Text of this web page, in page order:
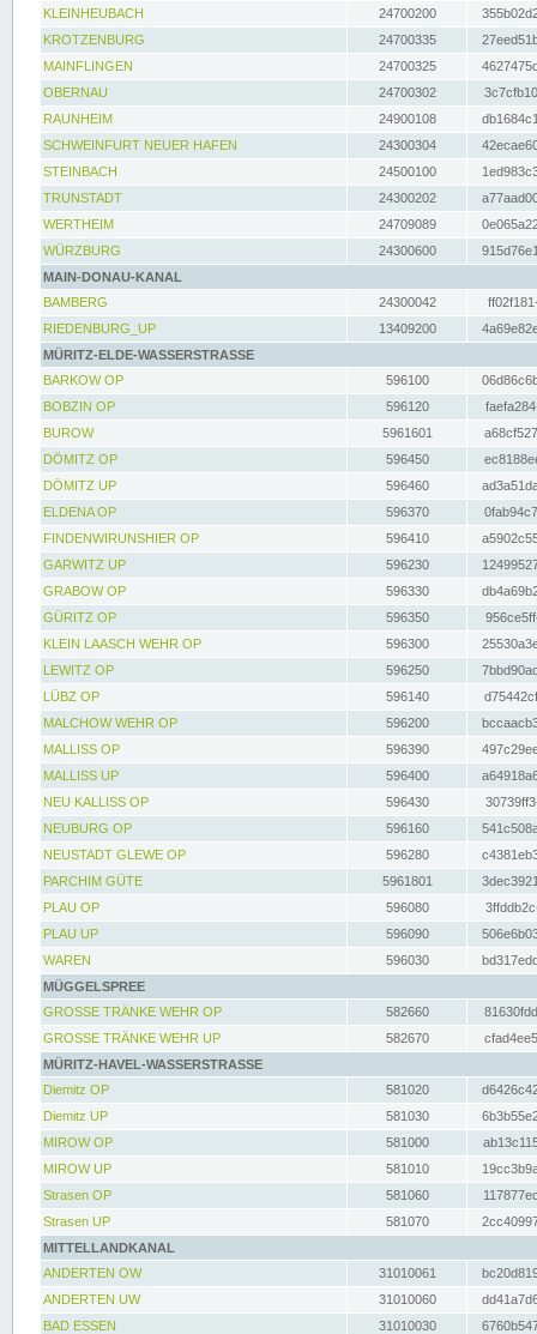
KLEINHEUBACH 24700200
KROTZENBURG
24700335
MAINFLINGEN
24700325
OBERNAU
24700302
RAUNHEIM
24900108
SCHWEINFURT NEUER HAFEN
24300304
STEINBACH
24500100
TRUNSTADT
24300202
WERTHEIM
24709089
WÜRZBURG
24300600
MAIN-DONAU-KANAL
BAMBERG
24300042
RIEDENBURG_UP
13409200
MÜRITZ-ELDE-WASSERSTRASSE
BARKOW OP
596100
BOBZIN OP
596120
BUROW
5961601
DÖMITZ OP
596450
DÖMITZ UP
596460
ELDENA OP
596370
FINDENWIRUNSHIER OP
596410
GARWITZ UP
596230
GRABOW OP
596330
GÜRITZ OP
596350
KLEIN LAASCH WEHR OP
596300
LEWITZ OP
596250
LÜBZ OP
596140
MALCHOW WEHR OP
596200
MALLISS OP
596390
MALLISS UP
596400
NEU KALLISS OP
596430
NEUBURG OP
596160
NEUSTADT GLEWE OP
596280
PARCHIM GÜTE
5961801
PLAU OP
596080
PLAU UP
596090
WAREN
596030
MÜGGELSPREE
GROSSE TRÄNKE WEHR OP
582660
GROSSE TRÄNKE WEHR UP
582670
MÜRITZ-HAVEL-WASSERSTRASSE
Diemitz OP
581020
Diemitz UP
581030
MIROW OP
581000
MIROW UP
581010
Strasen OP
581060
Strasen UP
581070
MITTELLANDKANAL
ANDERTEN OW
31010061
ANDERTEN UW
31010060
BAD ESSEN
31010030